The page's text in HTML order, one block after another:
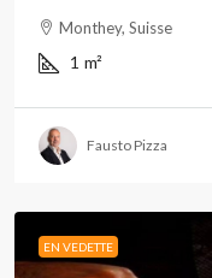
Monthey, Suisse
1 m²
Fausto Pizza
EN VEDETTE